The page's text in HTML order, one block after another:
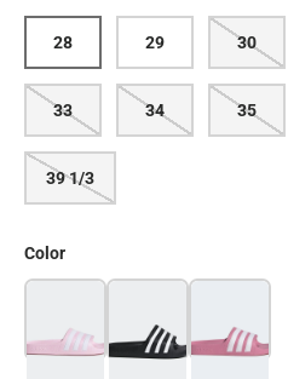
28 29 30
33 34 35
39 1/3
Color